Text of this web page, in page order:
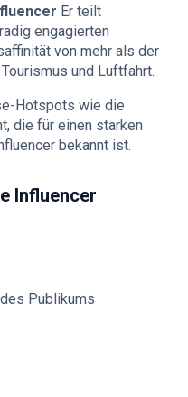
Er teilt
engagierten
von mehr als der
und Luftfahrt.
Hotspots wie die
die für einen starken
bekannt ist.
Influencer
Publikums